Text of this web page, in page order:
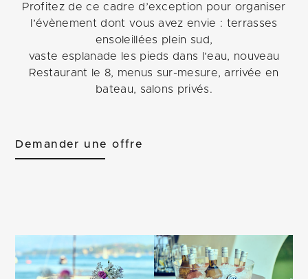
Profitez de ce cadre d’exception pour organiser
l’évènement dont vous avez envie : terrasses
ensoleillées plein sud,
vaste esplanade les pieds dans l’eau, nouveau
Restaurant le 8, menus sur-mesure, arrivée en
bateau, salons privés.
Demander une offre